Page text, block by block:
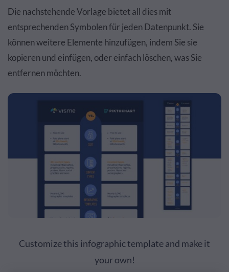
Die nachstehende Vorlage bietet all dies mit
entsprechenden Symbolen für jeden Datenpunkt. Sie
können weitere Elemente hinzufügen, indem Sie sie
kopieren und einfügen, oder einfach löschen, was Sie
entfernen möchten.
Customize this infographic template and make it
your own!